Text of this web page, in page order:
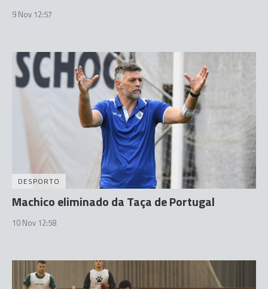
9 Nov 12:57
DESPORTO
Machico eliminado da Taça de Portugal
10 Nov 12:58